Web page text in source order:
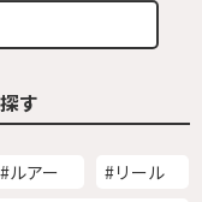
す
#ルアー
#リール